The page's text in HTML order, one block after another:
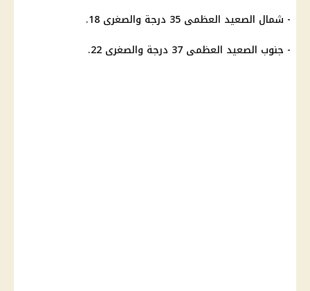
- شمال الصعيد العظمى 35 درجة والصغرى 18.
- جنوب الصعيد العظمى 37 درجة والصغرى 22.